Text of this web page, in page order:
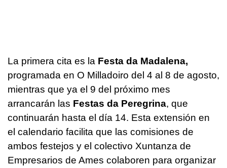
La primera cita es la Festa da Madalena,
programada en O Milladoiro del 4 al 8 de agosto,
mientras que ya el 9 del próximo mes
arrancarán las Festas da Peregrina, que
continuarán hasta el día 14. Esta extensión en
el calendario facilita que las comisiones de
ambos festejos y el colectivo Xuntanza de
Empresarios de Ames colaboren para organizar